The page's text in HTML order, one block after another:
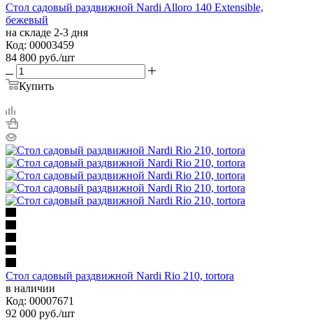
Стол садовый раздвижной Nardi Alloro 140 Extensible,
бежевый
на складе 2-3 дня
Код: 00003459
84 800 руб./шт
Купить
Стол садовый раздвижной Nardi Rio 210, tortora
в наличии
Код: 00007671
92 000 руб./шт